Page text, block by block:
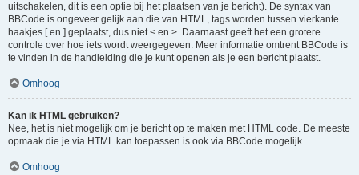
uitschakelen, dit is een optie bij het plaatsen van je bericht). De syntax van
BBCode is ongeveer gelijk aan die van HTML, tags worden tussen vierkante
haakjes [ en ] geplaatst, dus niet < en >. Daarnaast geeft het een grotere
controle over hoe iets wordt weergegeven. Meer informatie omtrent BBCode is
te vinden in de handleiding die je kunt openen als je een bericht plaatst.
Omhoog
Kan ik HTML gebruiken?
Nee, het is niet mogelijk om je bericht op te maken met HTML code. De meeste
opmaak die je via HTML kan toepassen is ook via BBCode mogelijk.
Omhoog